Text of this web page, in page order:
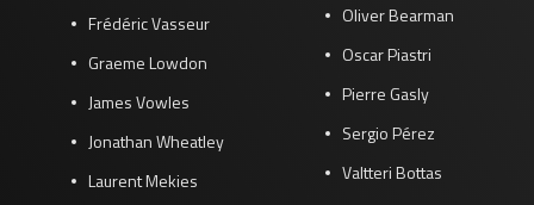
Frédéric Vasseur
Graeme Lowdon
James Vowles
Jonathan Wheatley
Laurent Mekies
Oliver Bearman
Oscar Piastri
Pierre Gasly
Sergio Pérez
Valtteri Bottas